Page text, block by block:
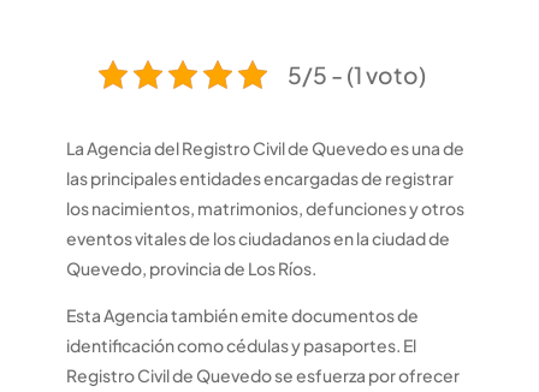
5/5 - (1 voto)
La Agencia del Registro Civil de Quevedo es una de
las principales entidades encargadas de registrar
los nacimientos, matrimonios, defunciones y otros
eventos vitales de los ciudadanos en la ciudad de
Quevedo, provincia de Los Ríos.
Esta Agencia también emite documentos de
identificación como cédulas y pasaportes. El
Registro Civil de Quevedo se esfuerza por ofrecer